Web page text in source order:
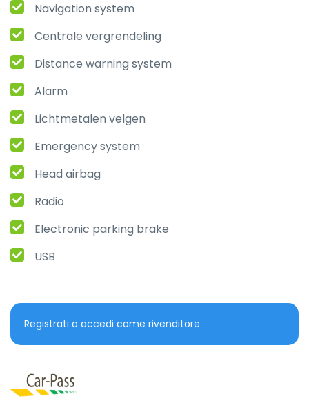
Navigation system
Centrale vergrendeling
Distance warning system
Alarm
Lichtmetalen velgen
Emergency system
Head airbag
Radio
Electronic parking brake
USB
Registrati o accedi come rivenditore